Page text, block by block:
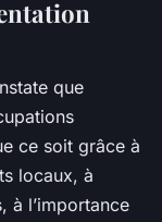
que
ce soit grâce à
locaux, à
à l’importance